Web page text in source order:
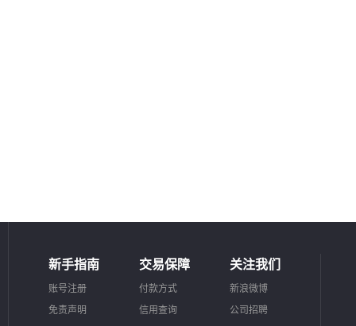
新手指南
账号注册
免责声明
交易保障
付款方式
信用查询
关注我们
新浪微博
公司招聘